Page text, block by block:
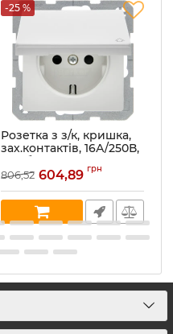
-25 %
Розетка з з/к, кришка,
зах.контактів, 16А/250В,
пол.білизна, Q.x
47516089
Артикул:47516089
В наявності:
806,52 604,89 грн